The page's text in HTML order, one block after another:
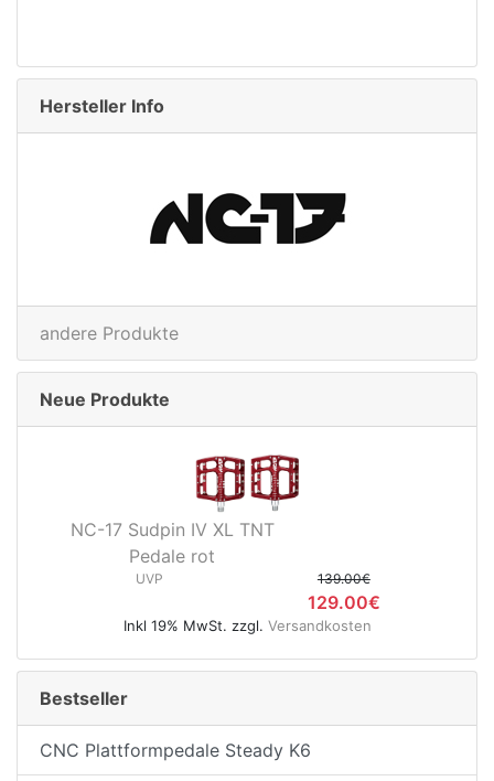
Hersteller Info
andere Produkte
Neue Produkte
NC-17 Sudpin IV XL TNT
Pedale rot
UVP 139.00€
129.00€
Inkl 19% MwSt. zzgl. Versandkosten
Bestseller
CNC Plattformpedale Steady K6